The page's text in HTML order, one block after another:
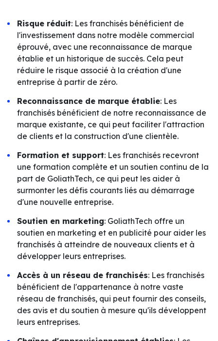
Risque réduit: Les franchisés bénéficient de
l'investissement dans notre modèle commercial
éprouvé, avec une reconnaissance de marque
établie et un historique de succès. Cela peut
réduire le risque associé à la création d'une
entreprise à partir de zéro.
Reconnaissance de marque établie: Les
franchisés bénéficient de notre reconnaissance de
marque existante, ce qui peut faciliter l'attraction
de clients et la construction d'une clientèle.
Formation et support: Les franchisés recevront
une formation complète et un soutien continu de la
part de GoliathTech, ce qui peut les aider à
surmonter les défis courants liés au démarrage
d'une nouvelle entreprise.
Soutien en marketing: GoliathTech offre un
soutien en marketing et en publicité pour aider les
franchisés à atteindre de nouveaux clients et à
développer leurs entreprises.
Accès à un réseau de franchisés: Les franchisés
bénéficient de l'appartenance à notre vaste
réseau de franchisés, qui peut fournir des conseils,
des avis et du soutien à mesure qu'ils développent
leurs entreprises.